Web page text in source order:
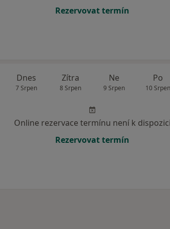
Rezervovat termín
Dnes
7 Srpen
Zítra
8 Srpen
Ne
9 Srpen
Po
10
Online rezervace termínu není k
Rezervovat termín